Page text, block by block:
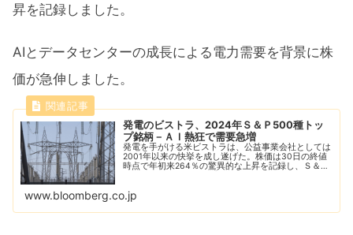
昇を記録しました。
AIとデータセンターの成長による電力需要を背景に株
価が急伸しました。
発電のビストラ、2024年Ｓ＆Ｐ500種トッ
プ銘柄－ＡＩ熱狂で需要急増
発電を手がける米ビストラは、公益事業会社としては
2001年以来の快挙を成し遂げた。株価は30日の終値
時点で年初来264％の驚異的な上昇を記録し、Ｓ＆Ｐ
www.bloomberg.co.jp